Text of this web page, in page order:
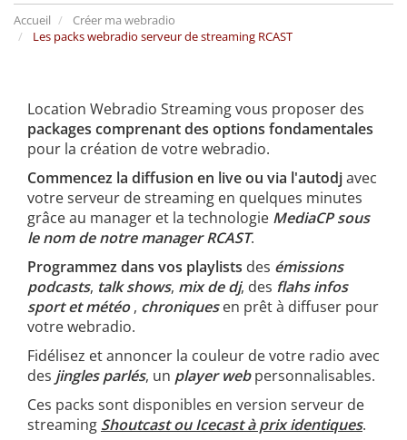
Accueil
Créer ma webradio
Les packs webradio serveur de streaming RCAST
Location Webradio Streaming vous proposer des
packages comprenant des options fondamentales
pour la création de votre webradio.
Commencez la diffusion en live ou via l'autodjavec
votre serveur de streaming en quelques minutes
grâce au manager et la technologie MediaCP sous
le nom de notre manager RCAST.
Programmez dans vos playlists des émissions
podcasts, talk shows, mix de dj, des flahs infos
sport et météo, chroniquesen prêt à diffuser pour
votre webradio.
Fidélisez et annoncer la couleur de votre radio avec
des jingles parlés, un player webpersonnalisables.
Ces packs sont disponibles en version serveur de
streaming Shoutcast ou Icecast à prix identiques.